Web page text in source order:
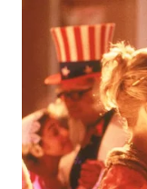
WN
KALTARA
WN
KALSEL
WN
KALTIM